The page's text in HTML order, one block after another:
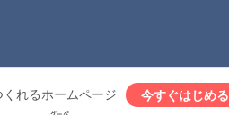
れるホームページ 今すぐはじめる